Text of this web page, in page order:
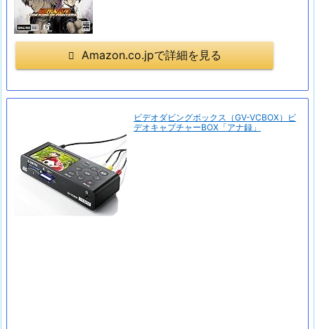
Amazon.co.jpで詳細を見る
ビデオダビングボックス（GV-VCBOX）ビ
デオキャプチャーBOX「アナ録」